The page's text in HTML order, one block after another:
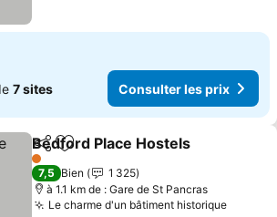
7 sites Consulter les prix
PartagerAjouter à mes favoris
Bedford Place Hostels
1 Étoiles
7,5 Bien
1 325
à 1.1 km de : Gare de St Pancras
Le charme d'un bâtiment historique